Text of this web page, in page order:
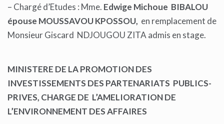
– Chargé d’Etudes : Mme. Edwige Michoue BIBALOU
épouse MOUSSAVOU KPOSSOU, en remplacement de
Monsieur Giscard NDJOUGOU ZITA admis en stage.
MINISTERE DE LA PROMOTION DES
INVESTISSEMENTS DES PARTENARIATS PUBLICS-
PRIVES, CHARGE DE L’AMELIORATION DE
L’ENVIRONNEMENT DES AFFAIRES